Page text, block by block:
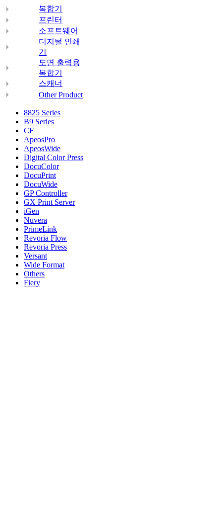
복합기
프린터
소프트웨어
디지털 인쇄
기
도면 출력용
복합기
스캐너
Other Product
8825 Series
B9 Series
CF
ApeosPro
ApeosWide
Digital Color Press
DocuColor
DocuPrint
DocuWide
GP Controller
GX Print Server
iGen
Nuvera
PrimeLink
Revoria Flow
Revoria Press
Versant
Wide Format
Others
Fiery